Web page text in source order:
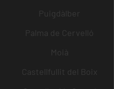
Puigdàlber
Palma de Cervelló
Moià
Castellfullit del Boix